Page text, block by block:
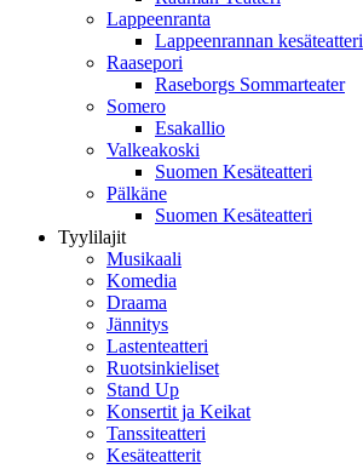
Lappeenranta
Lappeenrannan kesäteatteri
Raasepori
Raseborgs Sommarteater
Somero
Esakallio
Valkeakoski
Suomen Kesäteatteri
Pälkäne
Suomen Kesäteatteri
Tyylilajit
Musikaali
Komedia
Draama
Jännitys
Lastenteatteri
Ruotsinkieliset
Stand Up
Konsertit ja Keikat
Tanssiteatteri
Kesäteatterit